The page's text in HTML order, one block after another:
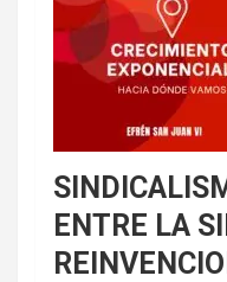
ENTRE LA